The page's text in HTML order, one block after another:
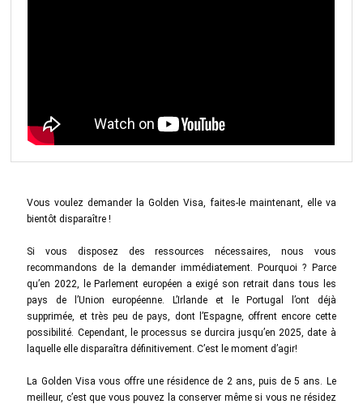
Vous voulez demander la Golden Visa, faites-le maintenant, elle va
bientôt disparaître !
Si vous disposez des ressources nécessaires, nous vous
recommandons de la demander immédiatement. Pourquoi ? Parce
qu’en 2022, le Parlement européen a exigé son retrait dans tous les
pays de l’Union européenne. L’Irlande et le Portugal l’ont déjà
supprimée, et très peu de pays, dont l’Espagne, offrent encore cette
possibilité. Cependant, le processus se durcira jusqu’en 2025, date à
laquelle elle disparaîtra définitivement. C’est le moment d’agir!
La Golden Visa vous offre une résidence de 2 ans, puis de 5 ans. Le
meilleur, c’est que vous pouvez la conserver même si vous ne résidez